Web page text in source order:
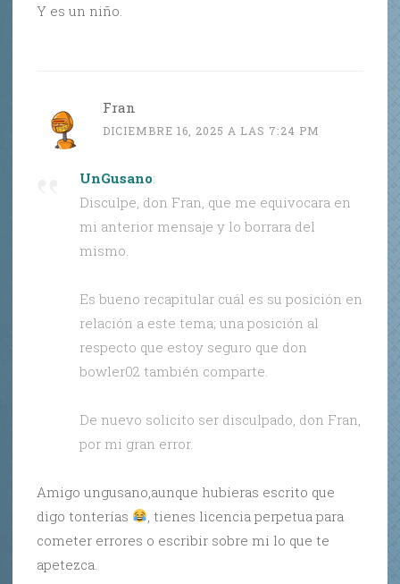
Y es un niño.
Fran
DICIEMBRE 16, 2025 A LAS 7:24 PM
UnGusano:
Disculpe, don Fran, que me equivocara en
mi anterior mensaje y lo borrara del
mismo.
Es bueno recapitular cuál es su posición en
relación a este tema; una posición al
respecto que estoy seguro que don
bowler02 también comparte.
De nuevo solicito ser disculpado, don Fran,
por mi gran error.
Amigo ungusano,aunque hubieras escrito que
digo tonterías
, tienes licencia perpetua para
cometer errores o escribir sobre mi lo que te
apetezca.